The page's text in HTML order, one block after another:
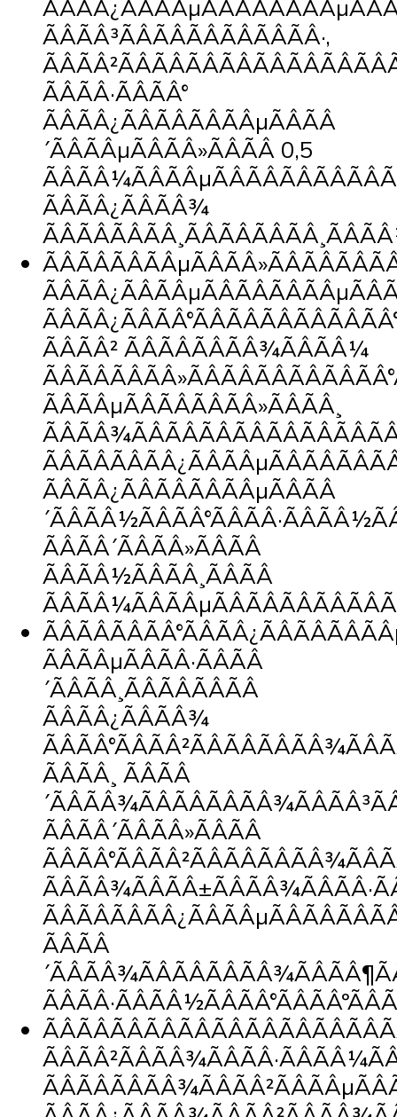
ÃÂÃÂ³ÃÂÃÂÃÂÃÂÃÂÃÂ·,
ÃÂÃÂ·ÃÂÃÂ°
ÃÂÃÂ¿ÃÂÃÂÃÂÃÂµÃÂÃÂ
´ÃÂÃÂµÃÂÃÂ»ÃÂÃÂ 0,5
ÃÂÃÂ¿ÃÂÃÂ¾
ÃÂÃÂ² ÃÂÃÂÃÂÃÂ¾ÃÂÃÂ¼
ÃÂÃÂµÃÂÃÂÃÂÃÂ»ÃÂÃÂ¸
ÃÂÃÂ¿ÃÂÃÂÃÂÃÂµÃÂÃÂ
ÃÂÃÂ´ÃÂÃÂ»ÃÂÃÂ
ÃÂÃÂ½ÃÂÃÂ¸ÃÂÃÂ
ÃÂÃÂµÃÂÃÂ·ÃÂÃÂ
´ÃÂÃÂ¸ÃÂÃÂÃÂÃÂ
ÃÂÃÂ¿ÃÂÃÂ¾
ÃÂÃÂ¸ ÃÂÃÂ
ÃÂÃÂ´ÃÂÃÂ»ÃÂÃÂ
ÃÂÃÂ